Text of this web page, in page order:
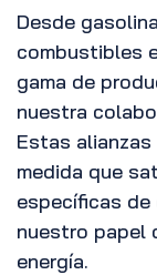
Desde
combustibles
gama de
nuestra
Estas
medida que
específicas
nuestro papel
energía.